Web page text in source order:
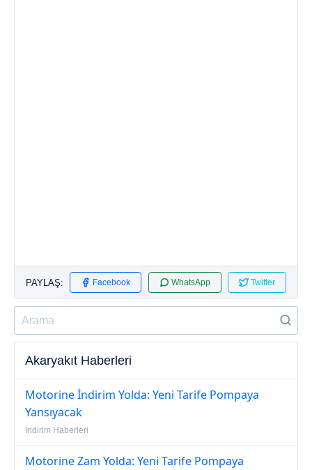
PAYLAŞ: Facebook WhatsApp Twitter
Akaryakıt Haberleri
Motorine İndirim Yolda: Yeni Tarife Pompaya
Yansıyacak
İndirim Haberleri
Motorine Zam Yolda: Yeni Tarife Pompaya